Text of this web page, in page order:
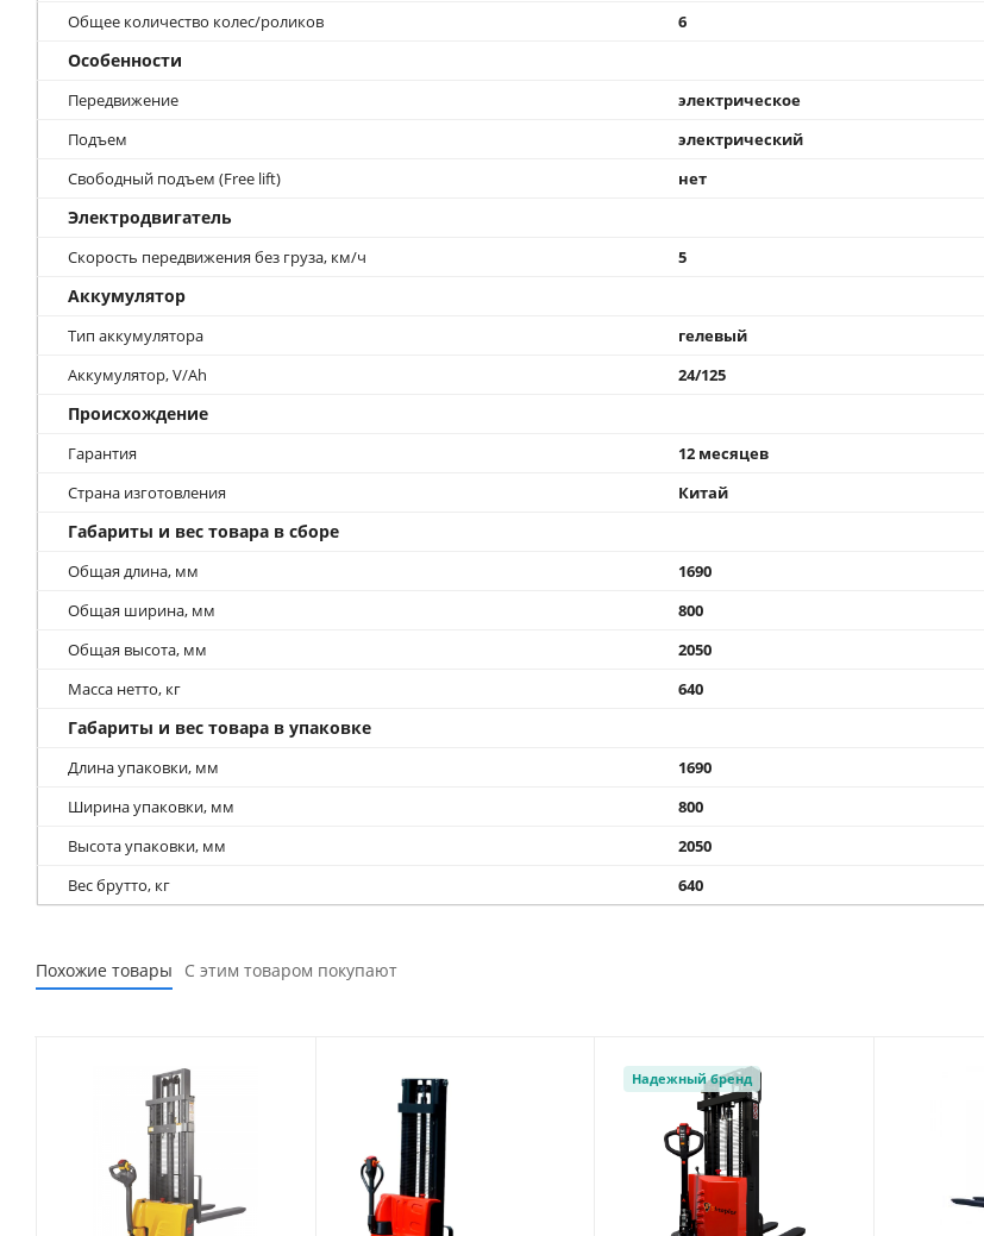
Общее количество колес/роликов
6
Особенности
Передвижение
электрическое
Подъем
электрический
Свободный подъем (Free lift)
нет
Электродвигатель
Скорость передвижения без груза, км/ч 5
Аккумулятор
Тип аккумулятора
гелевый
Аккумулятор, V/Ah
24/125
Происхождение
Гарантия
12 месяцев
Страна изготовления
Китай
Габариты и вес товара в сборе
Общая длина, мм
1690
Общая ширина, мм
800
Общая высота, мм
2050
Масса нетто, кг
640
Габариты и вес товара в упаковке
Длина упаковки, мм
1690
Ширина упаковки, мм
800
Высота упаковки, мм
2050
Вес брутто, кг
640
Похожие товары С этим товаром покупают
Надежный бренд